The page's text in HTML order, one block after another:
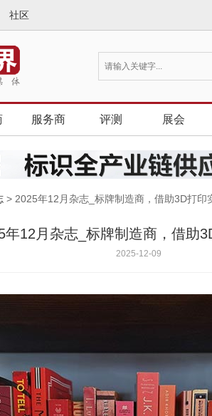
社区
服务商 评测 展会
> 2025年12月杂志_标牌制造商，借助3D打印
年12月杂志_标牌制造商，借助
2025-12-09